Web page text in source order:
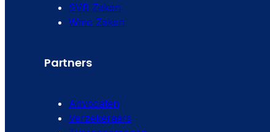
SVB Zaken
Wmo Zaken
Partners
Advocaten
Verzekeraars